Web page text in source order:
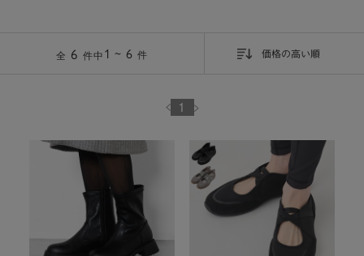
全 6 件中1 ~ 6 件
1
価格の高い順